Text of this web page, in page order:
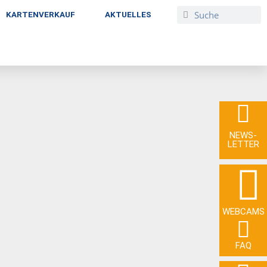
KARTENVERKAUF AKTUELLES
NEWS­
LETTER
WEBCAMS
FAQ